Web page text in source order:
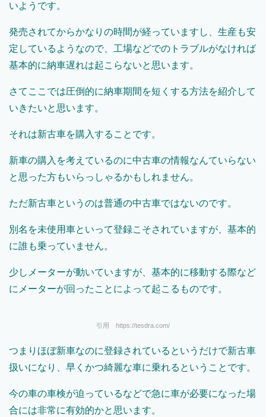
いようです。
発売されてからかなりの時間が経っていますし、生産も安
定しているようなので、工場などでのトラブルがなければ
基本的に納車遅れは起こらないと思います。
さてここでは圧倒的に納車期間を短くする方法を紹介して
いきたいと思います。
それは新古車を購入することです。
新車の購入を考えているのに中古車の情報なんていらない
と思った方もいらっしゃるかもしれません。
ただ新古車というのは普通の中古車ではないのです。
別名を未使用車といって登録こそされていますが、基本的
に誰も乗っていません。
少しメーターが動いていますが、基本的に移動する際など
にメーターが回ったことによって起こるものです。
引用 https://tesdra.com/
つまりほぼ新車なのに登録されているというだけで新古車
扱いになり、早くかつ綺麗な車に乗れるということです。
今の車の車検が迫っているなどで急に車が必要になった場
合には非常に有効的かと思います。